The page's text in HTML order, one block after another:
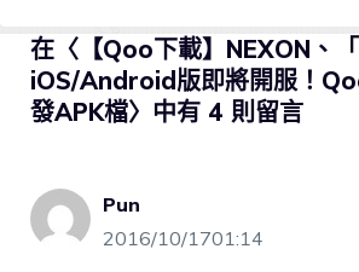
在〈【Qoo下載】NEXON、「
iOS/Android版即將開服！
發APK檔〉中有 4 則留言
Pun
2016/10/1701:14